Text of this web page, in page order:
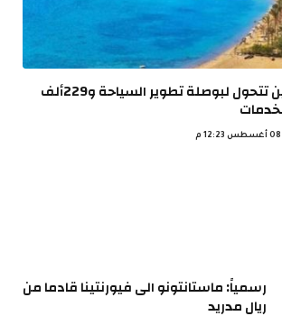
شكاوى المواطنين تتحول لبوصلة تطوير السياحة و229ألف
رسمياً: ماستانتونو الى فيورنتينا قادما من
ريال مدريد